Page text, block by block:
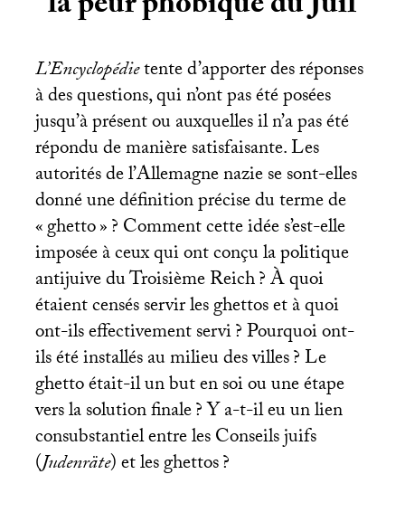
L’Encyclopédietente d’apporter des réponses
à des questions, qui n’ont pas été posées
jusqu’à présent ou auxquelles il n’a pas été
répondu de manière satisfaisante. Les
autorités de l’Allemagne nazie se sont-elles
donné une définition précise du terme de
«ghetto»? Comment cette idée s’est-elle
imposée à ceux qui ont conçu la politique
antijuive du Troisième Reich? À quoi
étaient censés servir les ghettos et à quoi
ont-ils effectivement servi? Pourquoi ont-
ils été installés au milieu des villes? Le
ghetto était-il un but en soi ou une étape
vers la solution finale? Y a-t-il eu un lien
consubstantiel entre les Conseils juifs
(Judenräte) et les ghettos?